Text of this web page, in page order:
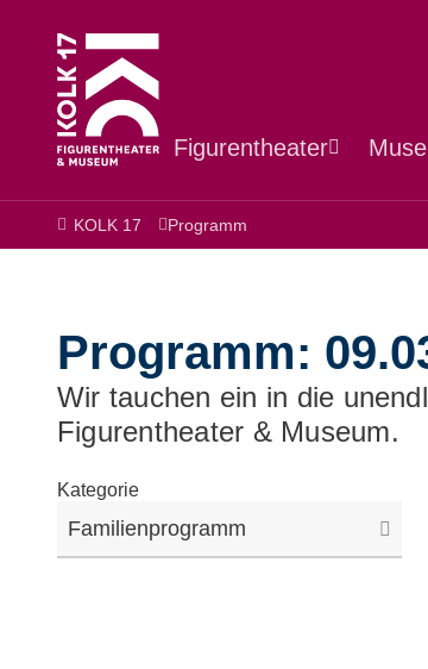
Figurentheater
KOLK 17 Programm
Programm:
Wir tauchen ein in die
Figurentheater & Museum.
Kategorie
Familienprogramm